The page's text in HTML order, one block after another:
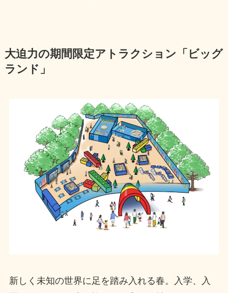
大迫力の期間限定アトラクション「ビッグ
ランド」
新しく未知の世界に足を踏み入れる春。入学、入